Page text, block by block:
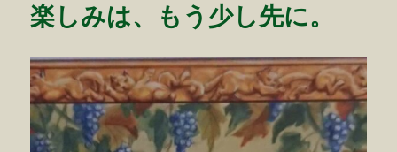
楽しみは、もう少し先に。